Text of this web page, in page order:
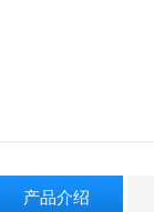
产品介绍